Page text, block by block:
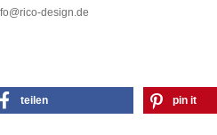
design.de
teilen pin it